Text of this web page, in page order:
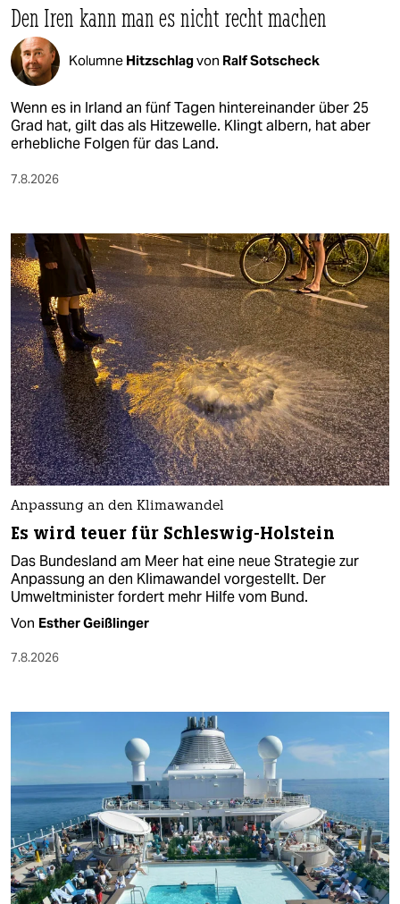
Den Iren kann man es nicht recht machen
Kolumne Hitzschlagvon Ralf Sotscheck
Wenn es in Irland an fünf Tagen hintereinander über 25
Grad hat, gilt das als Hitzewelle. Klingt albern, hat aber
erhebliche Folgen für das Land.
7.8.2026
Anpassung an den Klimawandel
Es wird teuer für Schleswig-Holstein
Das Bundesland am Meer hat eine neue Strategie zur
Anpassung an den Klimawandel vorgestellt. Der
Umweltminister fordert mehr Hilfe vom Bund.
Von Esther Geißlinger
7.8.2026